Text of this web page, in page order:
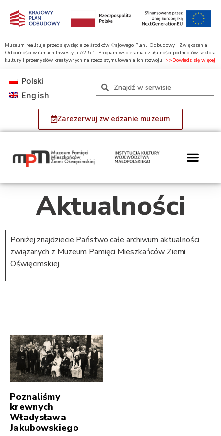
Muzeum realizuje przedsięwzięcie ze środków Krajowego Planu Odbudowy i Zwiększenia
Odporności w ramach Inwestycji A2.5.1: Program wspierania działalności podmiotów sektora
kultury i przemysłów kreatywnych na rzecz stymulowania ich rozwoju. >>Dowiedz się więcej
Zarezerwuj zwiedzanie muzeum
Polski
English
Aktualności
Poniżej znajdziecie Państwo całe archiwum aktualności
związanych z Muzeum Pamięci Mieszkańców Ziemi
Oświęcimskiej.
Poznaliśmy
krewnych
Władysława
Jakubowskiego